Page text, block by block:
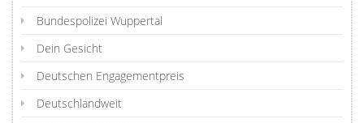
Bundespolizei Wuppertal
Dein Gesicht
Deutschen Engagementpreis
Deutschlandweit